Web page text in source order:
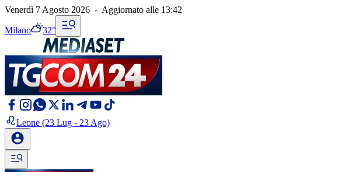
Venerdì 7 Agosto 2026 - Aggiornato alle 13:42
Milano 32°
Leone (23 Lug - 23 Ago)